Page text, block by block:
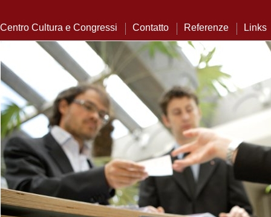
Centro Cultura e Congressi Contatto Referenze Links